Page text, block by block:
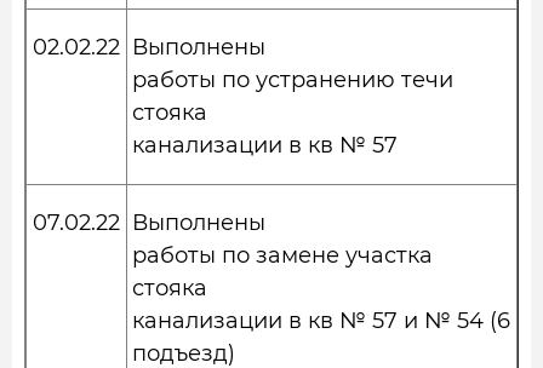
02.02.22 Выполнены
работы по устранению течи
стояка
канализации в кв № 57
07.02.22 Выполнены
работы по замене участка
стояка
канализации в кв № 57 и № 54 (6
подъезд)